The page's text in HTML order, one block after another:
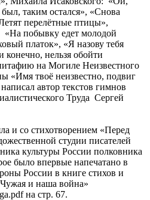
таким остался», «Снова
перелётные птицы»,
побывку едет молодой
платок», «Я назову тебя
конечно, нельзя обойти
на Могиле Неизвестного
«Имя твоё неизвестно, подвиг
автор текстов гимнов
Труда Сергей
и со стихотворением «Перед
студии писателей
культуры России полковника
было впервые напечатано в
России в книге стихов и
и наша война»
на стр. 67.